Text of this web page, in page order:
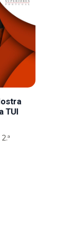
TUI